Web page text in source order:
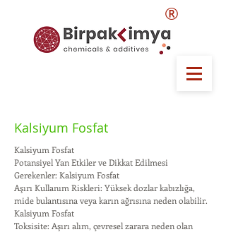
®
Kalsiyum Fosfat
Kalsiyum Fosfat
Potansiyel Yan Etkiler ve Dikkat Edilmesi
Gerekenler: Kalsiyum Fosfat
Aşırı Kullanım Riskleri: Yüksek dozlar kabızlığa,
mide bulantısına veya karın ağrısına neden olabilir.
Kalsiyum Fosfat
Toksisite: Aşırı alım, çevresel zarara neden olan